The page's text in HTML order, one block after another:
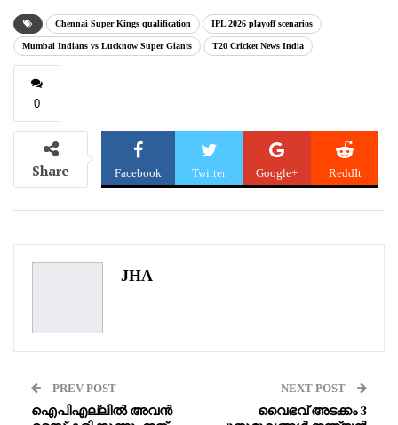
Chennai Super Kings qualification IPL 2026 playoff scenarios
Mumbai Indians vs Lucknow Super Giants T20 Cricket News India
0
Share Facebook Twitter Google+ ReddIt
JHA
PREV POST
ഐപിഎല്ലിൽ അവൻ
NEXT POST
വൈഭവ് അടക്കം 3